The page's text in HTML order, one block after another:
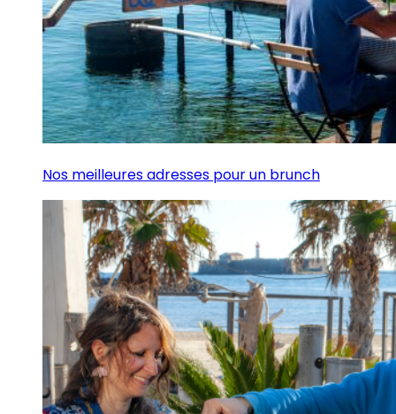
Nos meilleures adresses pour un brunch